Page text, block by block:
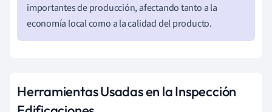
importantes de producción, afectando tanto a la
economía local como a la calidad del producto.
Herramientas Usadas en la Inspección